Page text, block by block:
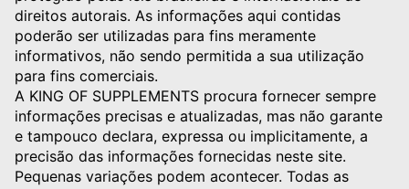
direitos autorais. As informações aqui contidas
poderão ser utilizadas para fins meramente
informativos, não sendo permitida a sua utilização
para fins comerciais.
A KING OF SUPPLEMENTS procura fornecer sempre
informações precisas e atualizadas, mas não garante
e tampouco declara, expressa ou implicitamente, a
precisão das informações fornecidas neste site.
Pequenas variações podem acontecer. Todas as